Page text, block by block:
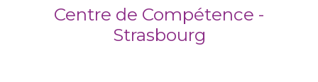
Centre de Compétence -
Strasbourg